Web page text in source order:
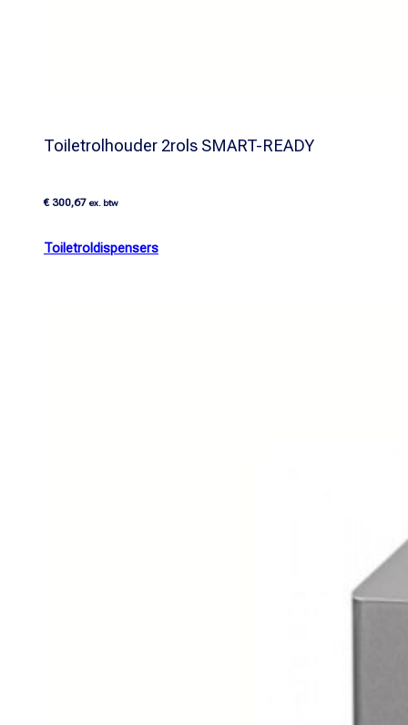
Toiletrolhouder 2rols SMART-READY
€ 300,67 ex. btw
Toiletroldispensers